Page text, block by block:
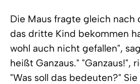
Die Maus fragte gleich nach
das dritte Kind bekommen
wohl auch nicht gefallen",
heißt Ganzaus." "Ganzaus!",
"Was soll das bedeuten?"